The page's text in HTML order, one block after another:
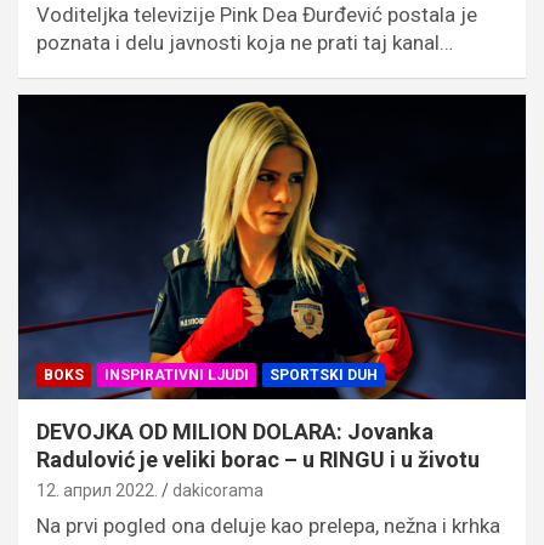
Voditeljka televizije Pink Dea Đurđević postala je
poznata i delu javnosti koja ne prati taj kanal…
BOKS INSPIRATIVNI LJUDI SPORTSKI DUH
DEVOJKA OD MILION DOLARA: Jovanka
Radulović je veliki borac – u RINGU i u životu
12. април 2022. dakicorama
Na prvi pogled ona deluje kao prelepa, nežna i krhka